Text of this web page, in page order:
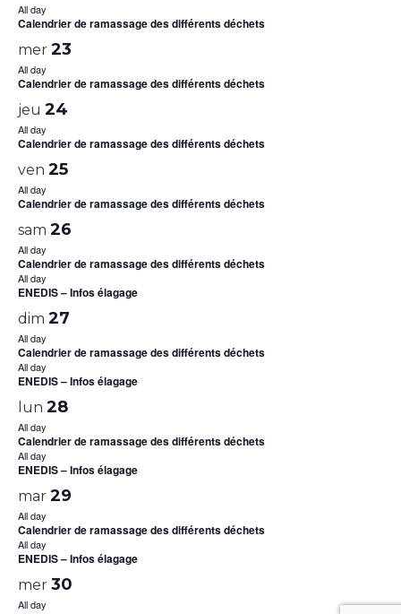
All day
Calendrier de ramassage des différents déchets
mer 23
All day
Calendrier de ramassage des différents déchets
jeu 24
All day
Calendrier de ramassage des différents déchets
ven 25
All day
Calendrier de ramassage des différents déchets
sam 26
All day
Calendrier de ramassage des différents déchets
All day
ENEDIS – Infos élagage
dim 27
All day
Calendrier de ramassage des différents déchets
All day
ENEDIS – Infos élagage
lun 28
All day
Calendrier de ramassage des différents déchets
All day
ENEDIS – Infos élagage
mar 29
All day
Calendrier de ramassage des différents déchets
All day
ENEDIS – Infos élagage
mer 30
All day